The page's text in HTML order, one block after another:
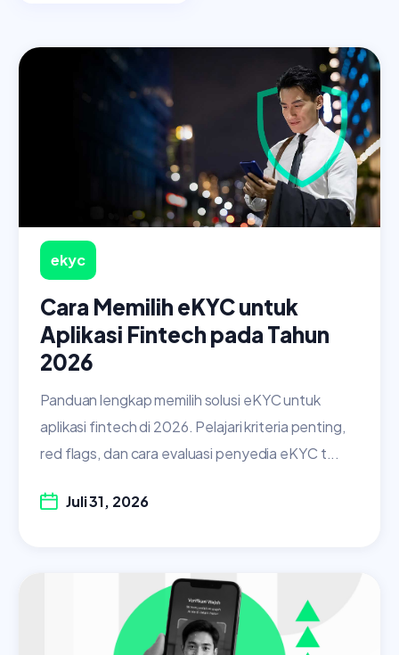
ekyc
Cara Memilih eKYC untuk
Aplikasi Fintech pada Tahun
2026
Panduan lengkap memilih solusi eKYC untuk
aplikasi fintech di 2026. Pelajari kriteria penting,
red flags, dan cara evaluasi penyedia eKYC t...
Juli 31, 2026